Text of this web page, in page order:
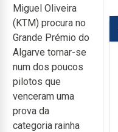
Miguel Oliveira
(KTM) procura no
Grande Prémio do
Algarve tornar-se
num dos poucos
pilotos que
venceram uma
prova da
categoria rainha